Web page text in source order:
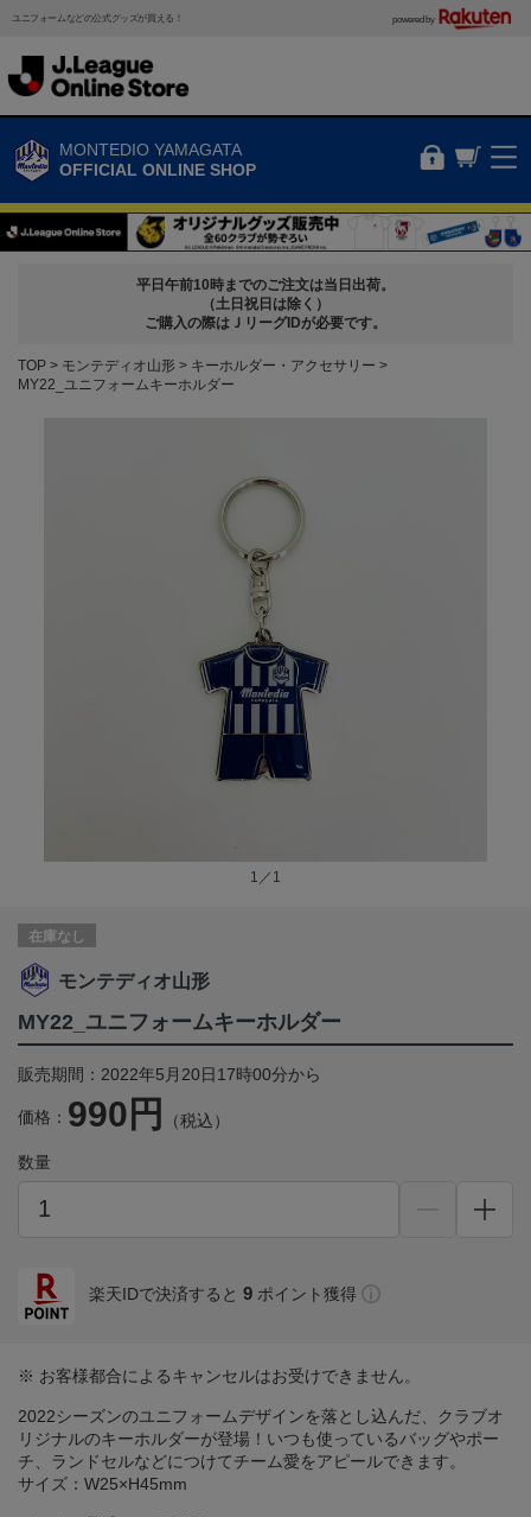
ユニフォームなどの公式グッズが買える！ powered by
MONTEDIO YAMAGATA
OFFICIAL ONLINE SHOP
平日午前10時までのご注文は当日出荷。
（土日祝日は除く）
ご購入の際はＪリーグIDが必要です。
TOP モンテディオ山形
キーホルダー・アクセサリー
MY22_ユニフォームキーホルダー
1／1
在庫なし
モンテディオ山形
MY22_ユニフォームキーホルダー
販売期間：2022年5月20日17時00分から
価格： 990円 （税込）
数量
楽天IDで決済すると 9 ポイント獲得
※ お客様都合によるキャンセルはお受けできません。
2022シーズンのユニフォームデザインを落とし込んだ、クラブオ
リジナルのキーホルダーが登場！いつも使っているバッグやポー
チ、ランドセルなどにつけてチーム愛をアピールできます。
サイズ：W25×H45mm